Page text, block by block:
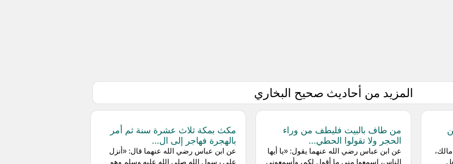
المزيد من أحاديث صحيح البخاري
من طاف بالبيت فليطف من وراء
الحجر ولا تقولوا الحطي...
‌عن ابن عباس رضي الله عنهما يقول: «يا أيها
الناس، اسمعوا مني ما أقول لكم، وأسمعوني
مكث بمكة ثلاث عشرة سنة ثم أمر
بالهجرة فهاجر إلى ال...
عن ‌ابن عباس رضي الله عنهما قال: «أنزل
على رسول الله صلى الله عليه وسلم وهو